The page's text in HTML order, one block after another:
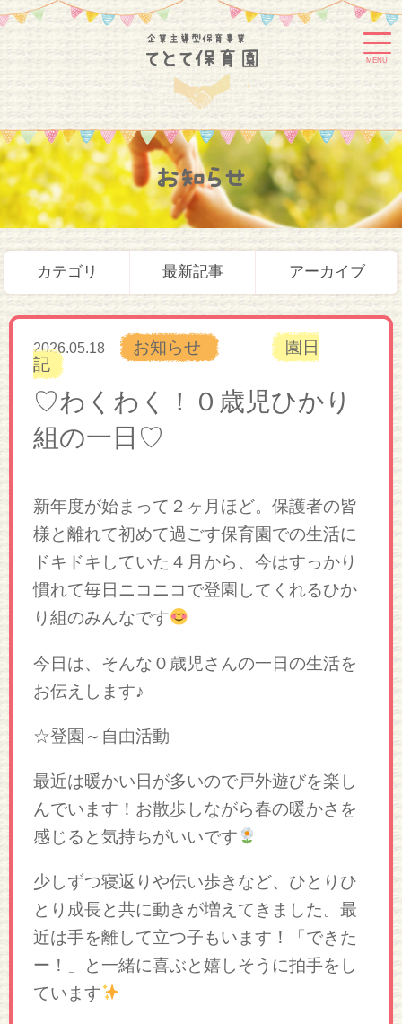
MENU
お知らせ
カテゴリ 最新記事 アーカイブ
2026.05.18 お知らせ
園日
記
♡わくわく！０歳児ひかり
組の一日♡
新年度が始まって２ヶ月ほど。保護者の皆
様と離れて初めて過ごす保育園での生活に
ドキドキしていた４月から、今はすっかり
慣れて毎日ニコニコで登園してくれるひか
り組のみんなです
今日は、そんな０歳児さんの一日の生活を
お伝えします♪
☆登園～自由活動
最近は暖かい日が多いので戸外遊びを楽し
んでいます！お散歩しながら春の暖かさを
感じると気持ちがいいです
少しずつ寝返りや伝い歩きなど、ひとりひ
とり成長と共に動きが増えてきました。最
近は手を離して立つ子もいます！「できた
ー！」と一緒に喜ぶと嬉しそうに拍手をし
ています